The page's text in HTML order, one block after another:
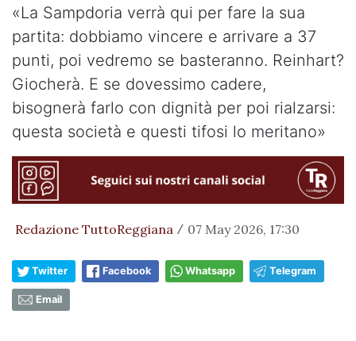
«La Sampdoria verrà qui per fare la sua
partita: dobbiamo vincere e arrivare a 37
punti, poi vedremo se basteranno. Reinhart?
Giocherà. E se dovessimo cadere,
bisognerà farlo con dignità per poi rialzarsi:
questa società e questi tifosi lo meritano»
Redazione TuttoReggiana / 07 May 2026, 17:30
Twitter Facebook Whatsapp Telegram
Email